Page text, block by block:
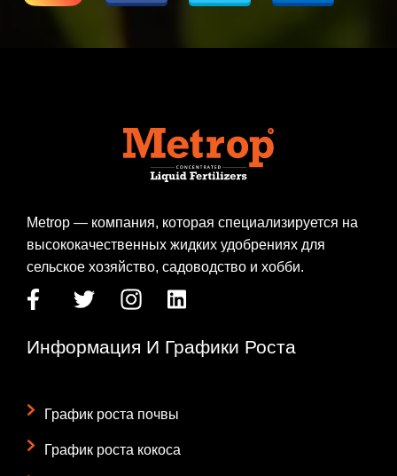
Metrop — компания, которая специализируется на
высококачественных жидких удобрениях для
сельское хозяйство, садоводство и хобби.
Информация И Графики Роста
График роста почвы
График роста кокоса